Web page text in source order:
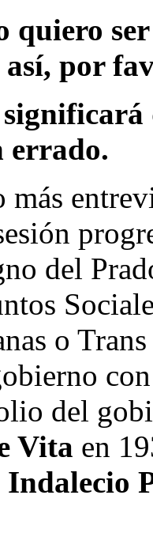
ser
así,
que
errado.
más
del
o
del
Vita en
Indalecio